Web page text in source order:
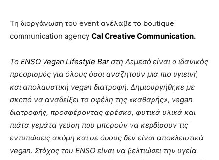
Τη διοργάνωση του event ανέλαβε το boutique
communication agency Cal Creative Communication.
Το ENSO Vegan Lifestyle Bar στη Λεμεσό είναι ο ιδανικός
προορισμός για όλους όσοι αναζητούν μια πιο υγιεινή
και απολαυστική vegan διατροφή. Δημιουργήθηκε με
σκοπό να αναδείξει τα οφέλη της «καθαρής», vegan
διατροφής, προσφέροντας φρέσκα, φυτικά υλικά και
πιάτα γεμάτα γεύση που μπορούν να κερδίσουν τις
εντυπώσεις ακόμη και σε όσους δεν είναι αποκλειστικά
vegan. Στόχος του ENSO είναι να βελτιώσει την υγεία